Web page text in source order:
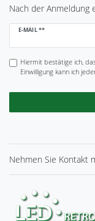
Nach der Anmeldung
E-MAIL **
Newsletter
Hiermit bestätige ich,
Einwilligung kann ich
Nehmen Sie Kontakt